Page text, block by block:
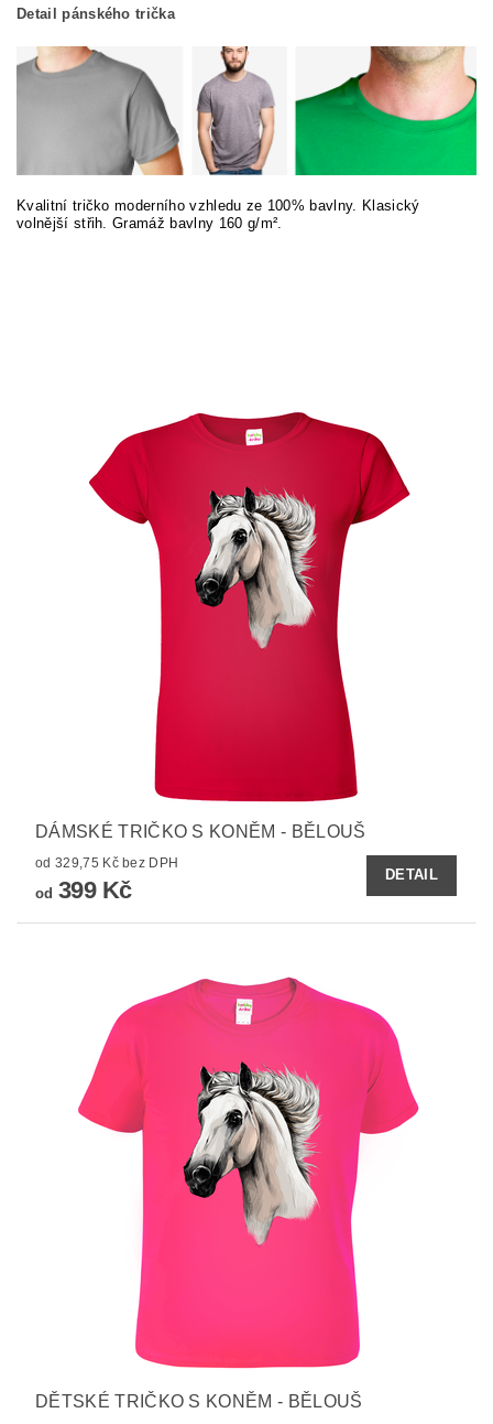
Detail pánského trička
Kvalitní tričko moderního vzhledu ze 100% bavlny. Klasický
volnější střih. Gramáž bavlny 160 g/m².
DÁMSKÉ TRIČKO S KONĚM - BĚLOUŠ
od 329,75 Kč bez DPH
od 399 Kč
DETAIL
DĚTSKÉ TRIČKO S KONĚM - BĚLOUŠ